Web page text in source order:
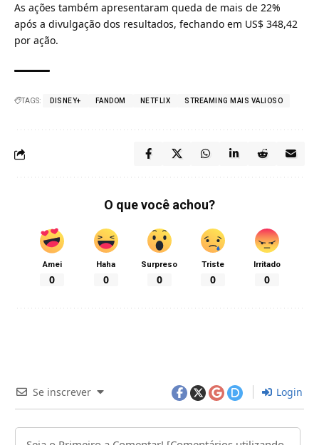
As ações também apresentaram queda de mais de 22%
após a divulgação dos resultados, fechando em US$ 348,42
por ação.
TAGS: DISNEY+ FANDOM NETFLIX STREAMING MAIS VALIOSO
O que você achou?
Amei
0
Haha
0
Surpreso
0
Triste
0
Irritado
0
Se inscrever Login